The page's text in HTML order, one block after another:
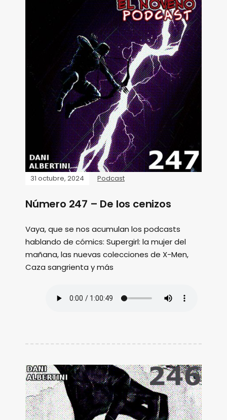
31 octubre, 2024 Podcast
Número 247 – De los cenizos
Vaya, que se nos acumulan los podcasts
hablando de cómics: Supergirl: la mujer del
mañana, las nuevas colecciones de X-Men,
Caza sangrienta y más